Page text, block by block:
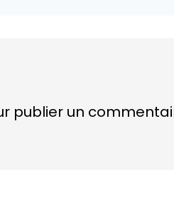
publier un